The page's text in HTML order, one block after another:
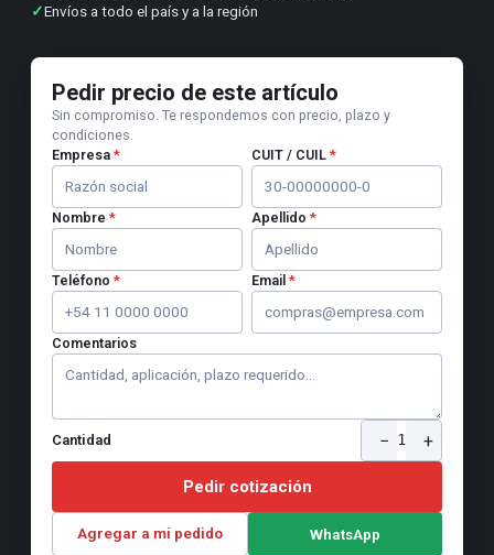
✓Envíos a todo el país y a la región
Pedir precio de este artículo
Sin compromiso. Te respondemos con precio, plazo y
condiciones.
Empresa * CUIT / CUIL *
Nombre * Apellido *
Teléfono * Email *
Comentarios
Cantidad − 1 +
Pedir cotización
Agregar a mi pedido WhatsApp